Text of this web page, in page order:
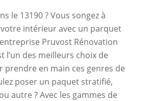
le 13190 ? Vous songez à
intérieur avec un parquet
Pruvost Rénovation
l’un des meilleurs choix de
prendre en main ces genres de
poser un paquet stratifié,
autre ? Avec les gammes de